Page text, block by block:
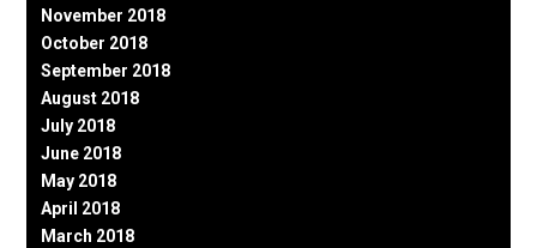
November 2018
October 2018
September 2018
August 2018
July 2018
June 2018
May 2018
April 2018
March 2018